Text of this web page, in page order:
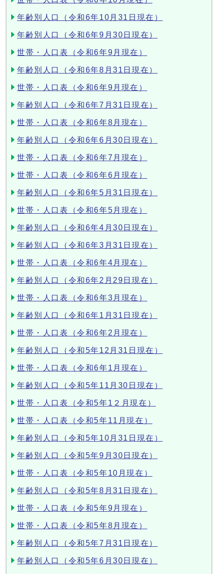
年齢別人口（令和6年10月31日現在）
年齢別人口（令和6年9月30日現在）
世帯・人口表（令和6年9月現在）
年齢別人口（令和6年8月31日現在）
世帯・人口表（令和6年9月現在）
年齢別人口（令和6年7月31日現在）
世帯・人口表（令和6年8月現在）
年齢別人口（令和6年6月30日現在）
世帯・人口表（令和6年7月現在）
世帯・人口表（令和6年6月現在）
年齢別人口（令和6年5月31日現在）
世帯・人口表（令和6年5月現在）
年齢別人口（令和6年4月30日現在）
年齢別人口（令和6年3月31日現在）
世帯・人口表（令和6年4月現在）
年齢別人口（令和6年2月29日現在）
世帯・人口表（令和6年3月現在）
年齢別人口（令和6年1月31日現在）
世帯・人口表（令和6年2月現在）
年齢別人口（令和5年12月31日現在）
世帯・人口表（令和6年1月現在）
年齢別人口（令和5年11月30日現在）
世帯・人口表（令和5年1２月現在）
世帯・人口表（令和5年11月現在）
年齢別人口（令和5年10月31日現在）
年齢別人口（令和5年9月30日現在）
世帯・人口表（令和5年10月現在）
年齢別人口（令和5年8月31日現在）
世帯・人口表（令和5年9月現在）
世帯・人口表（令和5年8月現在）
年齢別人口（令和5年7月31日現在）
年齢別人口（令和5年6月30日現在）